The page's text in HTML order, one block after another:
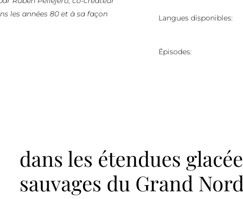
les années 80 et à sa façon
Langues disponibles:
Épisodes:
dans les étendues
sauvages du Grand